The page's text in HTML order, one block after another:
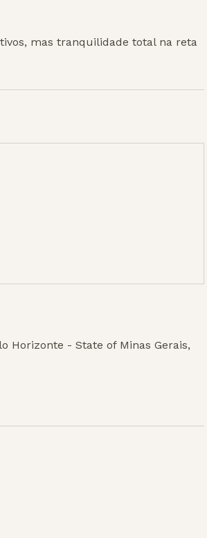
mas tranquilidade total na reta
Horizonte - State of Minas Gerais,